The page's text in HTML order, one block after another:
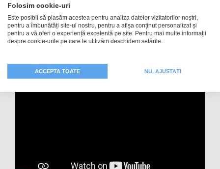
cu fotografie! Însă ramele foto de birou nu sunt
apreciate numai în familie sau de către prieteni. Plăcile
foto sunt folosite cu succes și în mediul de afaceri, ca
panouri informativ sau plăcuțe de nume, pe birou sau la
Folosim cookie-uri
Este posibil să plasăm acestea pentru analiza datelor vizitatorilor noștri,
pentru a îmbunătăți site-ul nostru, pentru a afișa conținut personalizat și
pentru a vă oferi o experiență excelentă pe site. Pentru mai multe informații
despre cookie-urile pe care le utilizăm deschidem setările.
ACCEPTA TOATE NU, AJUSTAȚI